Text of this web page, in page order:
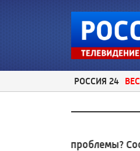
РОССИЯ 24
проблемы?